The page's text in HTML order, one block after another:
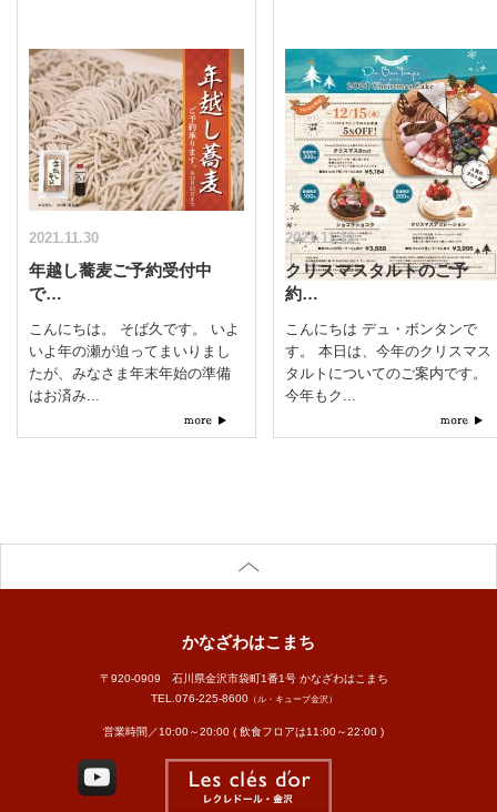
2021.11.30
年越し蕎麦ご予約受付中
で…
こんにちは。 そば久です。 いよ
いよ年の瀬が迫ってまいりまし
たが、みなさま年末年始の準備
はお済み...
2021.11.12
クリスマスタルトのご予
約…
こんにちは デュ・ボンタンで
す。 本日は、今年のクリスマス
タルトについてのご案内です。
今年もク...
かなざわはこまち
〒920-0909 石川県金沢市袋町1番1号 かなざわはこまち
TEL. 076-225-8600（ル・キューブ金沢）
営業時間／10:00～20:00 ( 飲食フロアは11:00～22:00 )